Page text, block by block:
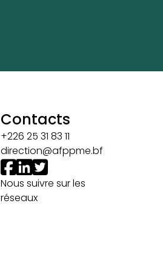
Contacts
+226 25 31 83 11
direction@afppme.bf
Nous suivre sur les
réseaux